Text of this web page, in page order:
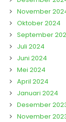
November
Oktober 2024
September
Juli 2024
Juni 2024
Mei 2024
April 2024
Januari 2024
Desember
November